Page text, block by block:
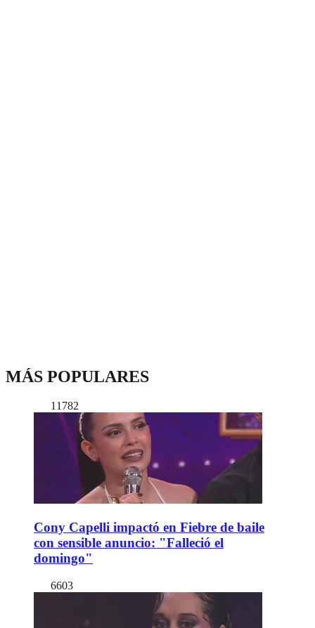
MÁS POPULARES
11782
Cony Capelli impactó en Fiebre de baile
con sensible anuncio: "Falleció el
domingo"
6603